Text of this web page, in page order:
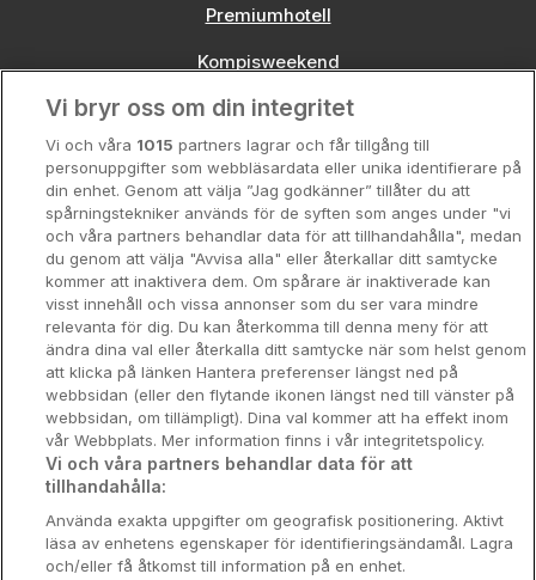
Premiumhotell
Kompisweekend
Storstadsweekend
Hotellrum under 995 kr
Spahotell
Sydsverige
Om Hotellpremien
Nya hotell
Stadsweekend
Booking Enquiries:
Hotellsupport:scandinavian@digibreaks.com
Vi bryr oss om din integritet
Vi och våra 1015 partners lagrar och får tillgång till
personuppgifter som webbläsardata eller unika identifierare på
din enhet. Genom att välja ”Jag godkänner” tillåter du att
spårningstekniker används för de syften som anges under "vi
och våra partners behandlar data för att tillhandahålla", medan
du genom att välja "Avvisa alla" eller återkallar ditt samtycke
kommer att inaktivera dem. Om spårare är inaktiverade kan
visst innehåll och vissa annonser som du ser vara mindre
relevanta för dig. Du kan återkomma till denna meny för att
ändra dina val eller återkalla ditt samtycke när som helst genom
att klicka på länken Hantera preferenser längst ned på
webbsidan (eller den flytande ikonen längst ned till vänster på
webbsidan, om tillämpligt). Dina val kommer att ha effekt inom
vår Webbplats. Mer information finns i vår integritetspolicy.
Vi och våra partners behandlar data för att
tillhandahålla:
Använda exakta uppgifter om geografisk positionering. Aktivt
läsa av enhetens egenskaper för identifieringsändamål. Lagra
och/eller få åtkomst till information på en enhet.